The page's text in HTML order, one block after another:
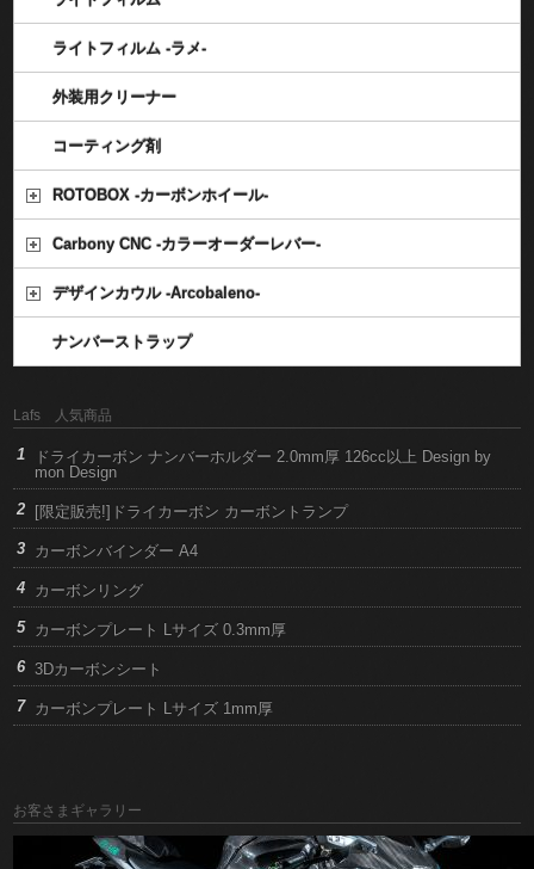
ライトフィルム -ラメ-
外装用クリーナー
コーティング剤
ROTOBOX -カーボンホイール-
Carbony CNC -カラーオーダーレバー-
デザインカウル -Arcobaleno-
ナンバーストラップ
Lafs 人気商品
ドライカーボン ナンバーホルダー 2.0mm厚 126cc以上 Design by
mon Design
[限定販売!]ドライカーボン カーボントランプ
カーボンバインダー A4
カーボンリング
カーボンプレート Lサイズ 0.3mm厚
3Dカーボンシート
カーボンプレート Lサイズ 1mm厚
お客さまギャラリー